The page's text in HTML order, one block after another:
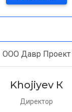
ООО Давр Проект
Khojiyev К
Директор